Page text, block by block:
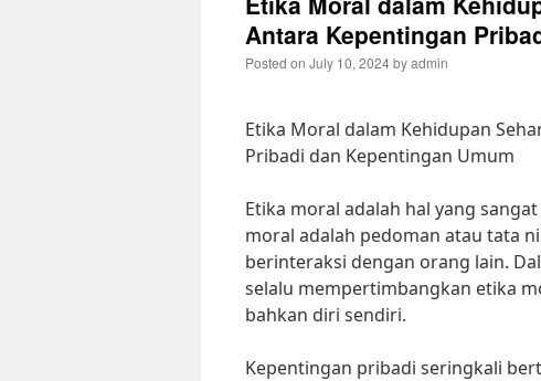
Antara Kepentingan
Posted on July 10, 2024byadmin
Etika Moral dalam Kehidupan
Pribadi dan Kepentingan Umum
Etika moral adalah hal yang
moral adalah pedoman atau tata
berinteraksi dengan orang lain.
selalu mempertimbangkan etika
bahkan diri sendiri.
Kepentingan pribadi seringkali